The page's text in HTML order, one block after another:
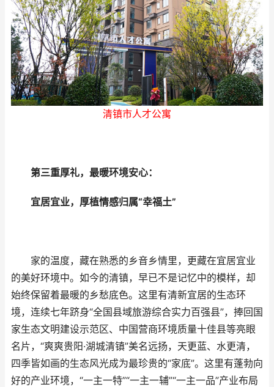
清镇市人才公寓
第三重厚礼，最暖环境安心：
宜居宜业，厚植情感归属“幸福土”
家的温度，藏在熟悉的乡音乡情里，更藏在宜居宜业
的美好环境中。如今的清镇，早已不是记忆中的模样，却
始终保留着最暖的乡愁底色。这里有清新宜居的生态环
境，连续七年跻身“全国县域旅游综合实力百强县”，捧回国
家生态文明建设示范区、中国营商环境质量十佳县等亮眼
名片，“爽爽贵阳·湖城清镇”美名远扬，天更蓝、水更清，
四季皆如画的生态风光成为最珍贵的“家底”。这里有蓬勃向
好的产业环境，“一主一特”“一主一辅”“一主一品”产业布局